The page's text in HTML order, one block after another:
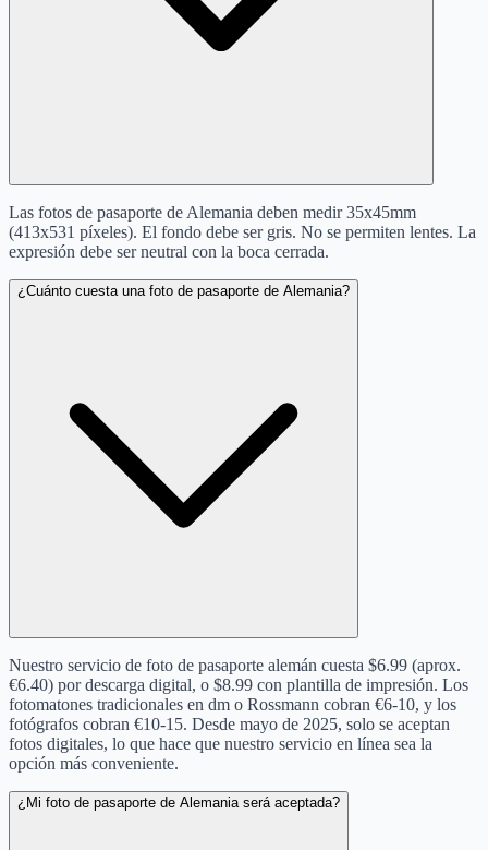
Las fotos de pasaporte de Alemania deben medir 35x45mm
(413x531 píxeles). El fondo debe ser gris. No se permiten lentes. La
expresión debe ser neutral con la boca cerrada.
¿Cuánto cuesta una foto de pasaporte de Alemania?
Nuestro servicio de foto de pasaporte alemán cuesta $6.99 (aprox.
€6.40) por descarga digital, o $8.99 con plantilla de impresión. Los
fotomatones tradicionales en dm o Rossmann cobran €6-10, y los
fotógrafos cobran €10-15. Desde mayo de 2025, solo se aceptan
fotos digitales, lo que hace que nuestro servicio en línea sea la
opción más conveniente.
¿Mi foto de pasaporte de Alemania será aceptada?